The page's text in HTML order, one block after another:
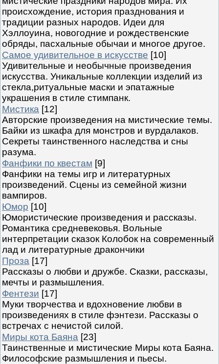
происхождение, история празднования и
традиции разных народов. Идеи для
Хэллоуина, новогодние и рождественские
обряды, пасхальные обычаи и многое другое.
Самое удивительное в искусстве [10]
Удивительные и необычные произведения
искусства. Уникальные коллекции изделий из
стекла,ритуальные маски и эпатажные
украшения в стиле стимпанк.
Мистика [12]
Авторские произведения на мистические темы.
Байки из шкафа для монстров и вурдалаков.
Секреты таинственного наследства и сны
разума.
Фанфики по квестам [9]
Фанфики на темы игр и литературных
произведений. Сцены из семейной жизни
вампиров.
Юмор [10]
Юмористические произведения и рассказы.
Романтика средневековья. Вольные
интерпретации сказок Колобок на современный
лад и литературные дракончики
Проза [17]
Рассказы о любви и дружбе. Сказки, рассказы,
мечты и размышления.
Фентези [17]
Муки творчества и вдохновение любви в
произведениях в стиле фэнтези. Рассказы о
встречах с нечистой силой.
Миры кота Баяна [23]
Таинственные и мистические Миры кота Баяна.
Философские размышления и пьесы.